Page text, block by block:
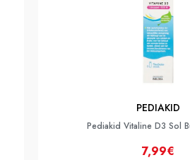
PEDIAKID
Pediakid Vitaline D3 Sol
7,99€